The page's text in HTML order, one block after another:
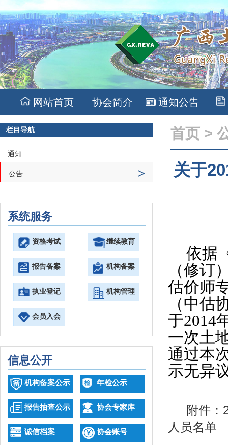
网站首页 协会简介 通知公告
栏目导航
通知
公告 >
系统服务
资格考试 继续教育
报告备案 机构备案
执业登记 机构管理
会员入会
信息公开
机构备案公示 年检公示
报告抽查公示 协会专家库
诚信档案 协会账号
首页 >
关于
依据
（修订
估价师
（中估
于2014
一次土
通过本
示无异
附件：
人员名单